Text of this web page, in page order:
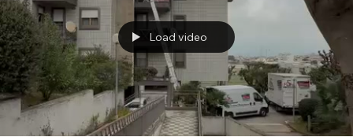
Load video